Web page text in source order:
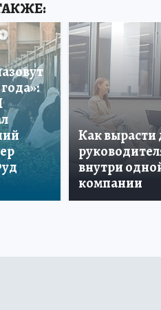
Как вырасти
внутри
компании